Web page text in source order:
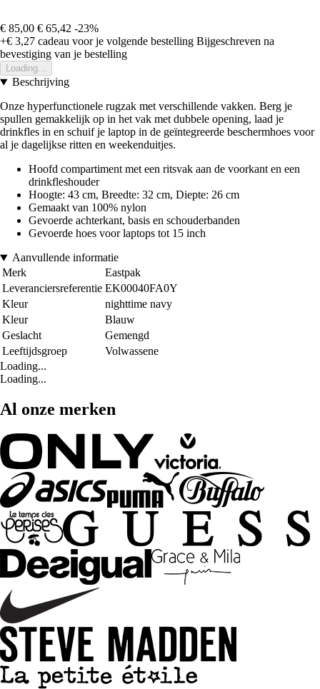
€ 85,00 € 65,42 -23%
+€ 3,27 cadeau voor je volgende bestelling Bijgeschreven na
bevestiging van je bestelling
Loading...
Beschrijving
Onze hyperfunctionele rugzak met verschillende vakken. Berg je
spullen gemakkelijk op in het vak met dubbele opening, laad je
drinkfles in en schuif je laptop in de geïntegreerde beschermhoes voor
al je dagelijkse ritten en weekenduitjes.
Hoofd compartiment met een ritsvak aan de voorkant en een
drinkfleshouder
Hoogte: 43 cm, Breedte: 32 cm, Diepte: 26 cm
Gemaakt van 100% nylon
Gevoerde achterkant, basis en schouderbanden
Gevoerde hoes voor laptops tot 15 inch
Aanvullende informatie
Merk
Eastpak
Leveranciersreferentie EK00040FA0Y
Kleur
nighttime navy
Kleur
Blauw
Geslacht
Gemengd
Leeftijdsgroep
Volwassene
Loading...
Loading...
Al onze merken